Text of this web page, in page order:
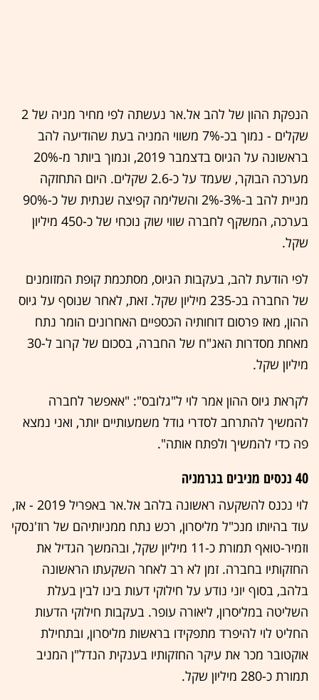
הנפקת ההון של להב אל.אר נעשתה לפי מחיר מניה של 2
שקלים - נמוך בכ-7% משווי המניה בעת שהודיעה להב
בראשונה על הגיוס בדצמבר 2019, ונמוך ביותר מ-20%
מערכה הבוקר, שעמד על כ-2.6 שקלים. היום התחזקה
מניית להב ב-3%-2% והשלימה קפיצה שנתית של כ-90%
בערכה, המשקף לחברה שווי שוק נוכחי של כ-450 מיליון
שקל.
לפי הודעת להב, בעקבות הגיוס, מסתכמת קופת המזומנים
של החברה בכ-235 מיליון שקל. זאת, לאחר שנוסף על גיוס
ההון, מאז פרסום דוחותיה הכספיים האחרונים הומר נתח
מאחת מסדרות האג"ח של החברה, בסכום של קרוב ל-30
מיליון שקל.
לקראת גיוס ההון אמר לוי ל"גלובס": "אאפשר לחברה
להמשיך להתרחב לסדרי גודל משמעותיים יותר, ואני נמצא
פה כדי להמשיך ולפתח אותה".
40 נכסים מניבים בגרמניה
לוי נכנס להשקעה ראשונה בלהב אל.אר באפריל 2019 - אז,
עוד בהיותו מנכ"ל מליסרון, רכש נתח ממניותיהם של רוז'נסקי
וזמיר-טואף תמורת כ-11 מיליון שקל, ובהמשך הגדיל את
החזקותיו בחברה. זמן לא רב לאחר השקעתו הראשונה
בלהב, בסוף יוני נודע על חילוקי דעות בינו לבין בעלת
השליטה במליסרון, ליאורה עופר. בעקבות חילוקי הדעות
החליט לוי להיפרד מתפקידו בראשות מליסרון, ובתחילת
אוקטובר מכר את עיקר החזקותיו בענקית הנדל"ן המניב
תמורת כ-280 מיליון שקל.